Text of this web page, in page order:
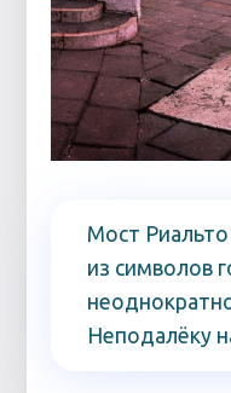
Мост
из символов
Неподалёку